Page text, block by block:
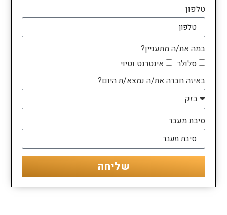
טלפון
במה את/ה מתעניין?
סלולר
אינטרנט וטיוי
באיזה חברה את/ה נמצא/ת היום?
סיבת מעבר
שליחה